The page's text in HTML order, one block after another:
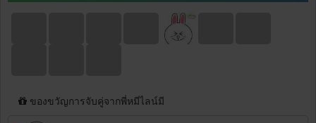
ของขวัญการจับคู่จากพี่หมีไลน์มี